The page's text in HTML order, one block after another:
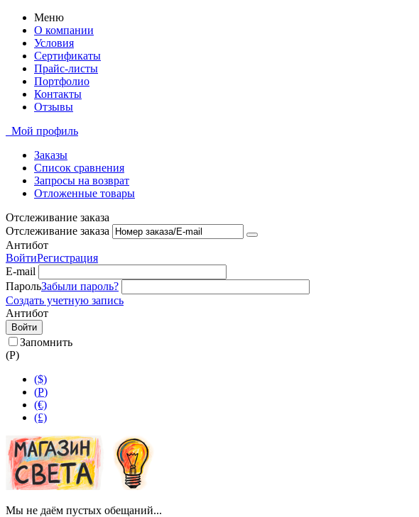
Меню
О компании
Условия
Сертификаты
Прайс-листы
Портфолио
Контакты
Отзывы
Мой профиль
Заказы
Список сравнения
Запросы на возврат
Отложенные товары
Отслеживание заказа
Отслеживание заказа
Антибот
ВойтиРегистрация
E-mail
ПарольЗабыли пароль?
Создать учетную запись
Антибот
Войти
Запомнить
(Р)
($)
(Р)
(€)
(£)
Мы не даём пустых обещаний...